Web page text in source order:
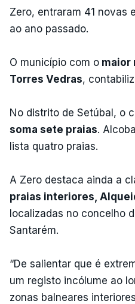
Zero, entraram 41 novas
ao ano passado.
O município com o maior
Torres Vedras,
No distrito de Setúbal, o
soma sete praias.
lista quatro praias.
A Zero destaca ainda a
praias interiores,
localizadas no concelho
Santarém.
“De salientar que é
um registo incólume ao
zonas balneares